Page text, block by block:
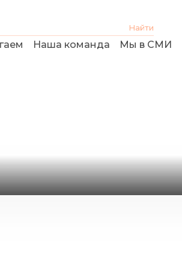
Наша команда Мы в СМИ